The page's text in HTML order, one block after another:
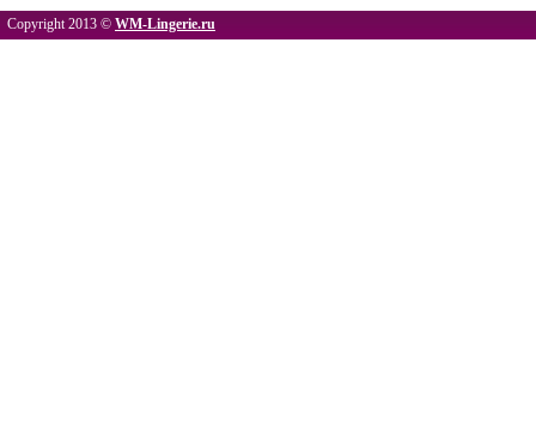
Copyright 2013 © WM-Lingerie.ru